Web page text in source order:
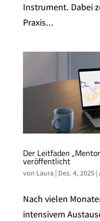
Instrument. Dabei
Praxis...
Der Leitfaden
veröffentlicht
von Laura | Dez. 4, 2025|
Nach vielen
intensivem